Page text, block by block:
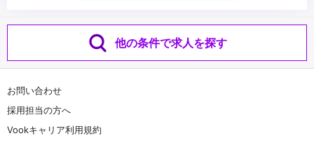
他の条件で求人を探す
お問い合わせ
採用担当の方へ
Vookキャリア利用規約